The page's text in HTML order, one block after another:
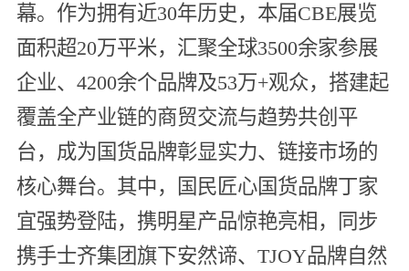
幕。作为拥有近30年历史，本届CBE展览
面积超20万平米，汇聚全球3500余家参展
企业、4200余个品牌及53万+观众，搭建起
覆盖全产业链的商贸交流与趋势共创平
台，成为国货品牌彰显实力、链接市场的
核心舞台。其中，国民匠心国货品牌丁家
宜强势登陆，携明星产品惊艳亮相，同步
携手士齐集团旗下安然谛、TJOY品牌自然